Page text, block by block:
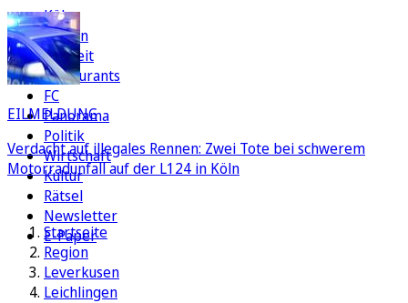
Köln
Region
Freizeit
Restaurants
FC
Panorama
Politik
Wirtschaft
Kultur
Rätsel
Newsletter
E-Paper
EILMELDUNG
Verdacht auf illegales Rennen: Zwei Tote bei schwerem
Motorradunfall auf der L124 in Köln
Startseite
Region
Leverkusen
Leichlingen